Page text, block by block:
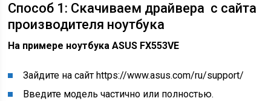
Способ 1: Скачиваем драйвера с сайта
производителя ноутбука
На примере ноутбука ASUS FX553VE
Зайдите на сайт https://www.asus.com/ru/support/
Введите модель частично или полностью.